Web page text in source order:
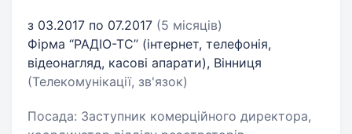
з 03.2017 по 07.2017 (5 місяців)
Фірма “РАДІО-ТС” (інтернет, телефонія,
відеонагляд, касові апарати), Вінниця
(Телекомунікації, зв'язок)
Посада: Заступник комерційного директора,